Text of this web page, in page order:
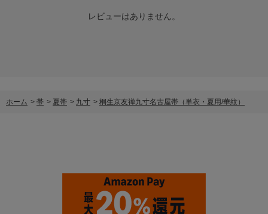
レビューはありません。
ホーム > 帯 > 夏帯 > 九寸 > 桐生京友禅九寸名古屋帯（単衣・夏用/華紋）